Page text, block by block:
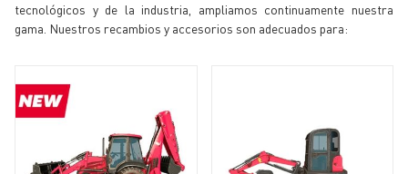
tecnológicos y de la industria, ampliamos continuamente nuestra
gama. Nuestros recambios y accesorios son adecuados para: